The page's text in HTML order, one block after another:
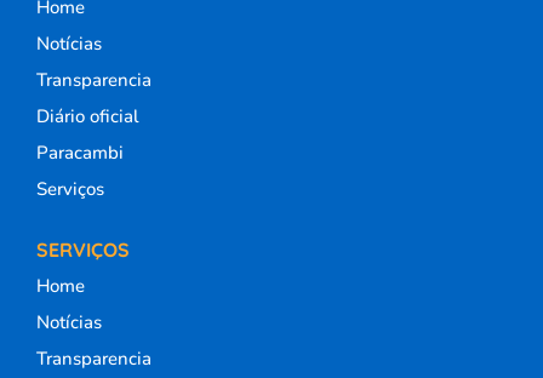
Home
Notícias
Transparencia
Diário oficial
Paracambi
Serviços
SERVIÇOS
Home
Notícias
Transparencia